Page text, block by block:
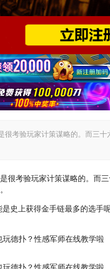
考验玩家计策谋略的。而三十
很考验玩家计策谋略的。而
史上获得金手链最多的选手